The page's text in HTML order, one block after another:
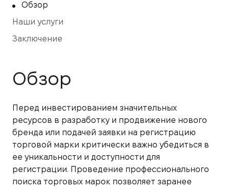
Обзор
Наши услуги
Заключение
Обзор
Перед инвестированием значительных
ресурсов в разработку и продвижение нового
бренда или подачей заявки на регистрацию
торговой марки критически важно убедиться в
ее уникальности и доступности для
регистрации. Проведение профессионального
поиска торговых марок позволяет заранее